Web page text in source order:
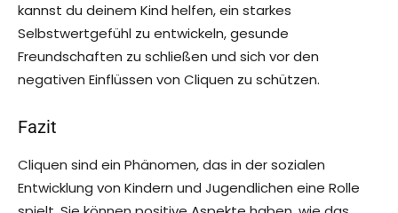
kannst du deinem Kind helfen, ein starkes
Selbstwertgefühl zu entwickeln, gesunde
Freundschaften zu schließen und sich vor den
negativen Einflüssen von Cliquen zu schützen.
Fazit
Cliquen sind ein Phänomen, das in der sozialen
Entwicklung von Kindern und Jugendlichen eine Rolle